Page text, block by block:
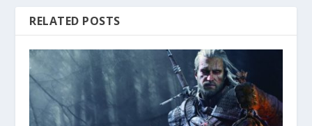
RELATED POSTS